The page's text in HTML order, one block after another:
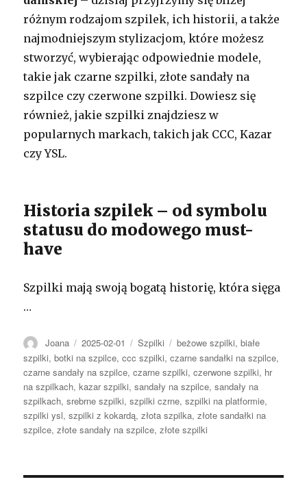
różnym rodzajom szpilek, ich historii, a także
najmodniejszym stylizacjom, które możesz
stworzyć, wybierając odpowiednie modele,
takie jak czarne szpilki, złote sandały na
szpilce czy czerwone szpilki. Dowiesz się
również, jakie szpilki znajdziesz w
popularnych markach, takich jak CCC, Kazar
czy YSL.
Historia szpilek – od symbolu
statusu do modowego must-
have
Szpilki mają swoją bogatą historię, która sięga
…
Autor
Joana Opublikowano
2025-02-01 Kategorie
Szpilki Tagi
beżowe szpilki,białe
szpilki,botki na szpilce,ccc szpilki,czarne sandałki na szpilce,
czarne sandały na szpilce,czarne szpilki,czerwone szpilki, hr
na szpilkach,kazar szpilki,sandały na szpilce,sandały na
szpilkach,srebrne szpilki,szpilki czrne,szpilki na platformie,
szpilki ysl,szpilki z kokardą,złota szpilka,złote sandałki na
szpilce,złote sandały na szpilce,złote szpilki